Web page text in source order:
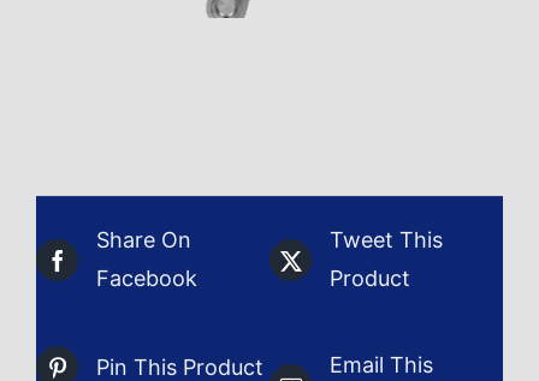
Share On
Facebook
Tweet This
Product
Pin This Product
Email This